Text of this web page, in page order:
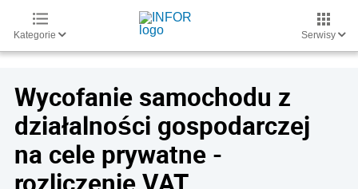
Kategorie Serwisy
Wycofanie samochodu z
działalności gospodarczej
na cele prywatne -